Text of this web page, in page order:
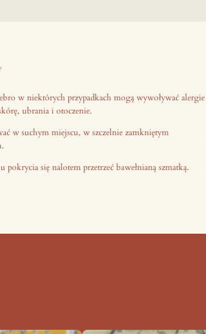
w niektórych przypadkach mogą wywoływać alergie
ubrania i otoczenie.
w suchym miejscu, w szczelnie zamkniętym
pokrycia się nalotem przetrzeć bawełnianą szmatką.